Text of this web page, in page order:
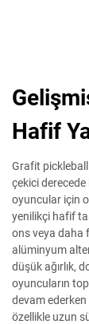
Hafif
Grafit
çekici
oyuncular için
yenilikçi hafif
ons veya daha
alüminyum
düşük ağırlık,
oyuncuların
devam ederken
özellikle uzun